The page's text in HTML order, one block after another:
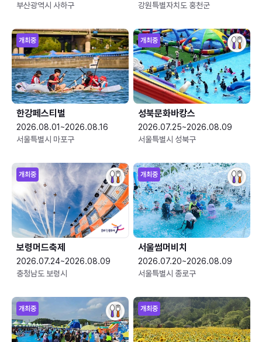
부산광역시 사하구
강원특별자치도 홍천군
개최중
한강페스티벌
2026.08.01~2026.08.16
서울특별시 마포구
개최중
성북문화바캉스
2026.07.25~2026.08.09
서울특별시 성북구
개최중
보령머드축제
2026.07.24~2026.08.09
충청남도 보령시
개최중
서울썸머비치
2026.07.20~2026.08.09
서울특별시 종로구
개최중 개최중